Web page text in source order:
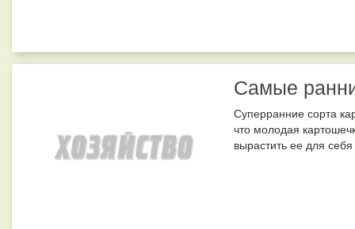
Самые
Суперранние сорта
что молодая
вырастить ее для